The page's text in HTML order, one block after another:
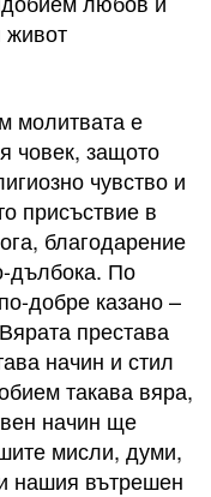
живот
молитвата е
човек, защото
чувство и
присъствие в
благодарение
дълбока. По
добре казано –
престава
начин и стил
такава вяра,
начин ще
мисли, думи,
нашия вътрешен